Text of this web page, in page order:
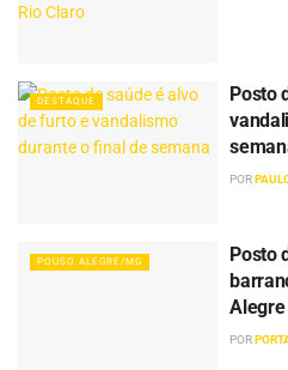
DESTAQUE
Posto
POR
POUSO ALEGRE/MG
Posto
Alegre
POR